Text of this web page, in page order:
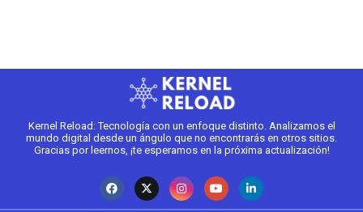
Kernel Reload: Tecnología con un enfoque distinto. Analizamos el
mundo digital desde un ángulo que no encontrarás en otros sitios.
Gracias por leernos, ¡te esperamos en la próxima actualización!